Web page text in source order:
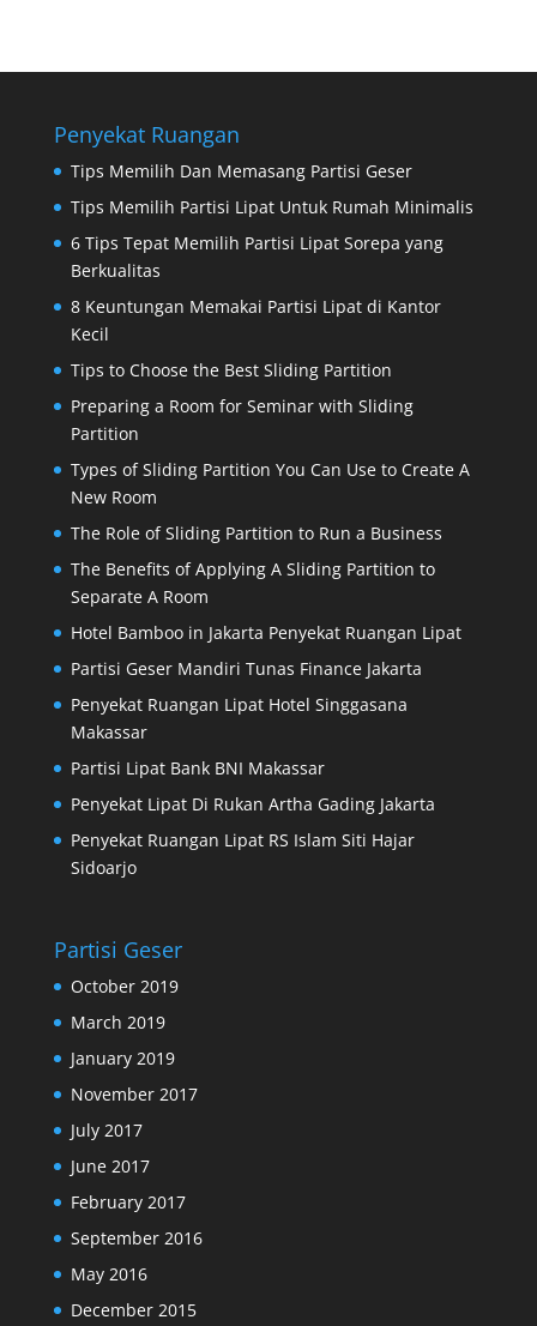
Penyekat Ruangan
Tips Memilih Dan Memasang Partisi Geser
Tips Memilih Partisi Lipat Untuk Rumah Minimalis
6 Tips Tepat Memilih Partisi Lipat Sorepa yang
Berkualitas
8 Keuntungan Memakai Partisi Lipat di Kantor
Kecil
Tips to Choose the Best Sliding Partition
Preparing a Room for Seminar with Sliding
Partition
Types of Sliding Partition You Can Use to Create A
New Room
The Role of Sliding Partition to Run a Business
The Benefits of Applying A Sliding Partition to
Separate A Room
Hotel Bamboo in Jakarta Penyekat Ruangan Lipat
Partisi Geser Mandiri Tunas Finance Jakarta
Penyekat Ruangan Lipat Hotel Singgasana
Makassar
Partisi Lipat Bank BNI Makassar
Penyekat Lipat Di Rukan Artha Gading Jakarta
Penyekat Ruangan Lipat RS Islam Siti Hajar
Sidoarjo
Partisi Geser
October 2019
March 2019
January 2019
November 2017
July 2017
June 2017
February 2017
September 2016
May 2016
December 2015